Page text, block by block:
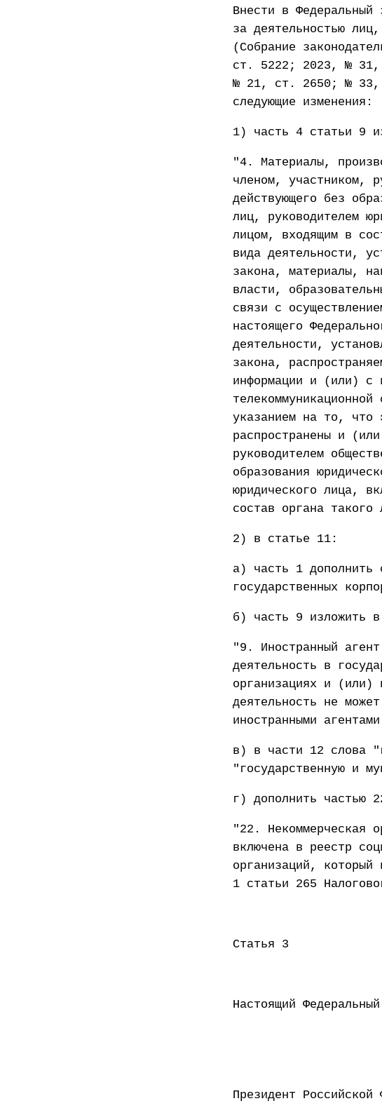
Внести в
за деятельностью
(Собрание
ст. 5222; 2023, №
№ 21, ст. 2650; №
следующие изменения:
1) часть 4 статьи 9
"4. Материалы,
членом, участником,
действующего без
лиц, руководителем
лицом, входящим в
вида деятельности,
закона, материалы,
власти,
связи с
настоящего
деятельности,
закона,
информации и (или) с
указанием на то, что
распространены и
руководителем
образования
юридического лица,
состав органа
2) в статье 11:
а) часть 1 дополнить
государственных
б) часть 9 изложить в
"9. Иностранный
деятельность в
организациях и (или)
деятельность не
иностранными
в) в части 12 слова
"государственную и
г) дополнить частью
"22. Некоммерческая
включена в реестр
организаций, который
1 статьи 265
Статья 3
Настоящий
Президент